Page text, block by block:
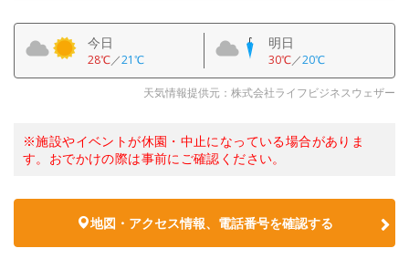
今日
28℃／21℃
明日
30℃／20℃
天気情報提供元：株式会社ライフビジネスウェザー
※施設やイベントが休園・中止になっている場合がありま
す。おでかけの際は事前にご確認ください。
地図・アクセス情報、電話番号を確認する